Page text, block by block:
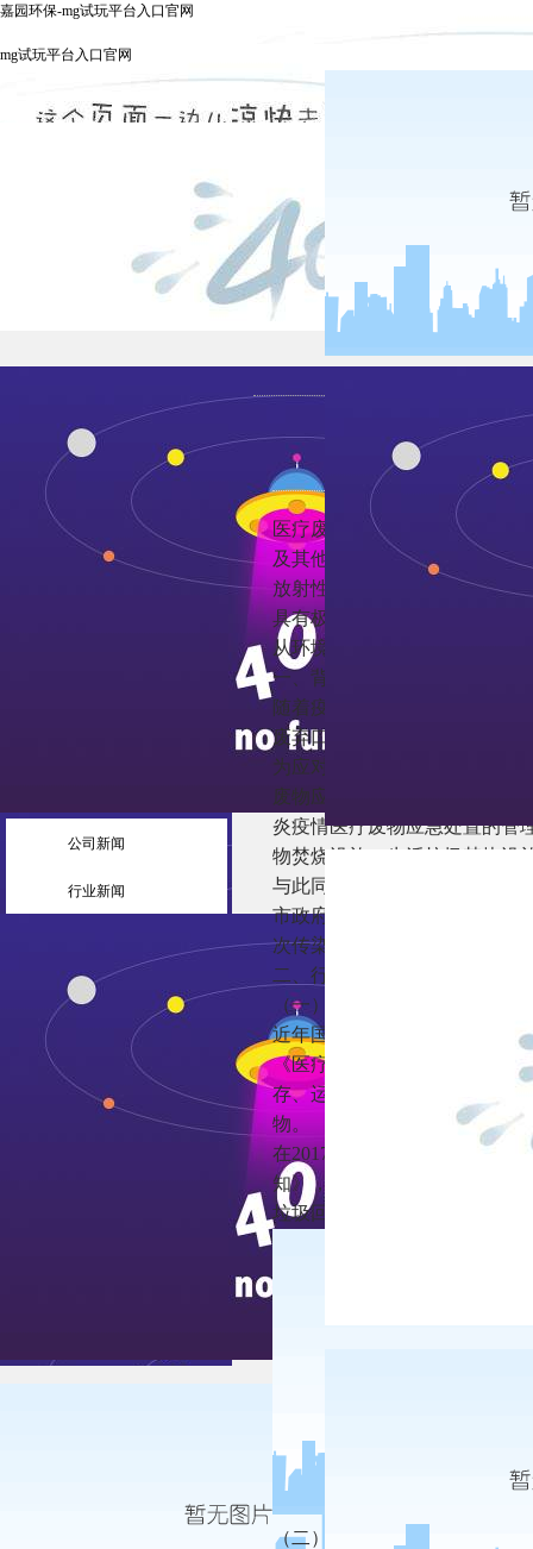
嘉园环保-mg试玩平台入口官网
mg试玩平台入口官网
公司新闻
行业新闻
发布时
医疗废物是指医疗卫生机构在
及其他危害性的废物。主要包
放射性废物等。这些被视为“
具有极强的传染性、生物毒性
从环境保护的角度还是从卫生
一、背景分析：防控疫情医疗
随着疫情蔓延，防疫中产生的
废弃口罩日均就过亿只，疫情
为应对新型冠状病毒感染的肺
废物应急处置管理与技术指南
炎疫情医疗废物应急处置的管
物焚烧设施、生活垃圾焚烧设
与此同时，为应对来势汹汹的
市政府也纷纷出台相应政策以
次传染性，以及我国对环保重
二、行业分析：医疗废物处理
（一）医疗废物处理行业政策
近年国家政策鼓励，使得医疗
《医疗废物管理条例》，明确
存、运输、处置全程严格监管
物。
在2017年9月，国家卫计委、
知》，明确表示到2020年年底
垃圾回收单位按分类进行运输
（二）医疗废物处理行业发展